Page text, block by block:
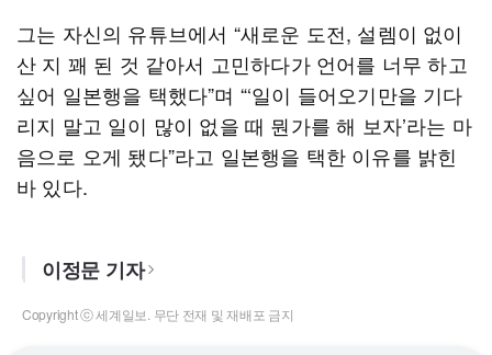
그는 자신의 유튜브에서 “새로운 도전, 설렘이 없이
산 지 꽤 된 것 같아서 고민하다가 언어를 너무 하고
싶어 일본행을 택했다”며 “‘일이 들어오기만을 기다
리지 말고 일이 많이 없을 때 뭔가를 해 보자’라는 마
음으로 오게 됐다”라고 일본행을 택한 이유를 밝힌
바 있다.
이정문 기자
Copyright ⓒ 세계일보. 무단 전재 및 재배포 금지